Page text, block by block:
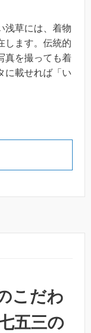
浅草には、着物
します。伝統的
真を撮っても着
に載せれば「い
こだわ
五三の